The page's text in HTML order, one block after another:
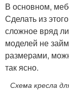
В основном,
Сделать из
сложное вряд
моделей не
размерами,
так ясно.
Схема кресла